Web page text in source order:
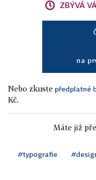
ZBÝVÁ
na
Nebo zkuste předplatné
Kč.
Máte již
#typografie